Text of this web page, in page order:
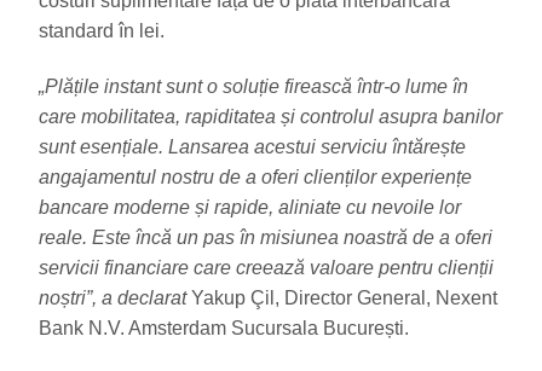
standard în lei.
„Plățile instant sunt o soluție firească într-o lume în
care mobilitatea, rapiditatea și controlul asupra banilor
sunt esențiale. Lansarea acestui serviciu întărește
angajamentul nostru de a oferi clienților experiențe
bancare moderne și rapide, aliniate cu nevoile lor
reale. Este încă un pas în misiunea noastră de a oferi
servicii financiare care creează valoare pentru clienții
noștri”, a declarat Yakup Çil, Director General, Nexent
Bank N.V. Amsterdam Sucursala București.